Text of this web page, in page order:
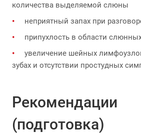
количества выделяемой слюны
неприятный запах при
припухлость в области
увеличение шейных
зубах и отсутствии простудных
Рекомендации
(подготовка)